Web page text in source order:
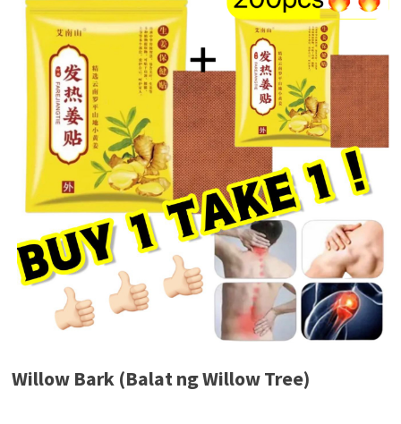
Willow Bark (Balat ng Willow Tree)